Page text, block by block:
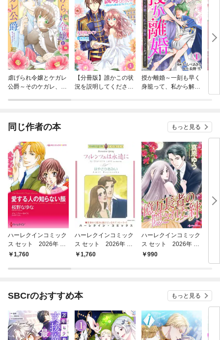
虐げられ令嬢とケガレ
公爵～そのケガレ、払
【分冊版】誰かこの状
況を説明してくださ
授か離婚～一刻も早く
身籠って、私から解放
同じ作者の本 もっと見る
ハーレクインコミック
ス セット 2026年 vo
l.1059
1,760
ハーレクインコミック
ス セット 2026年 vo
l.916
1,760
ハーレクインコミック
ス セット 2026年 vo
l.781
990
SBCrのおすすめ本 もっと見る